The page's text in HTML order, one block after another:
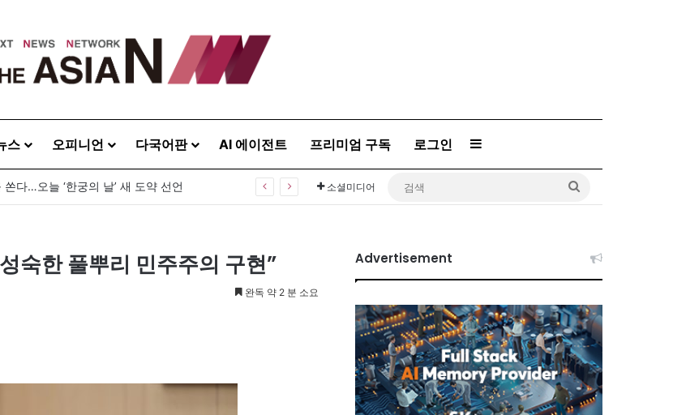
스 오피니언 다국어판 AI 에이전트 프리미엄 구독 로그인 Sidebar
다…오늘 ‘한궁의 날’ 새 도약 선언 소셜미디어
숙한 풀뿌리 민주주의 구현”
완독 약 2 분 소요
Advertisement